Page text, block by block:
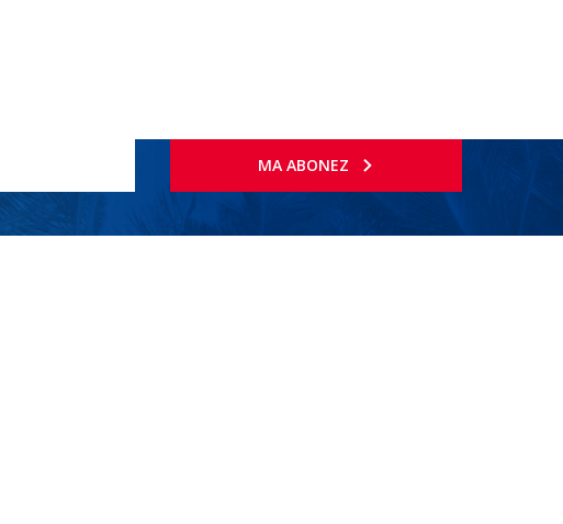
MA ABONEZ